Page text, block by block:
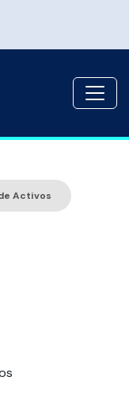
Activos